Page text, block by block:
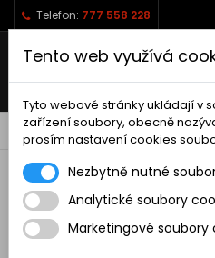
Telefon: 777 558 228
 
RC AUTA
Sestavená auta elektro
Tento web využívá
Tyto webové stránky ukládají v
zařízení soubory, obecně
prosím nastavení cookies
Nezbytně nutné
Analytické soubory
Marketingové soubory